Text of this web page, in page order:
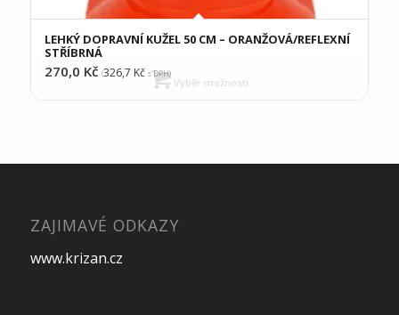
LEHKÝ DOPRAVNÍ KUŽEL 50 CM – ORANŽOVÁ/REFLEXNÍ
STŘÍBRNÁ
270,0 Kč (326,7 Kčs DPH)
Výběr možností
ZAJIMAVÉ ODKAZY
www.krizan.cz